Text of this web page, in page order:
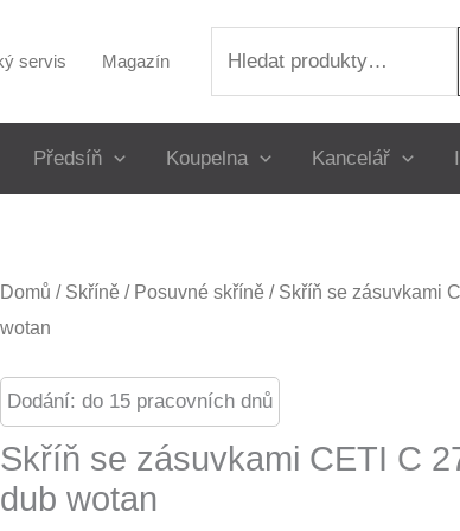
servis Magazín
Předsíň Koupelna Kancelář
Domů / Skříně / Posuvné skříně / Skříň se zásuvkami
wotan
Dodání: do 15 pracovních dnů
Skříň se zásuvkami CETI C
dub wotan